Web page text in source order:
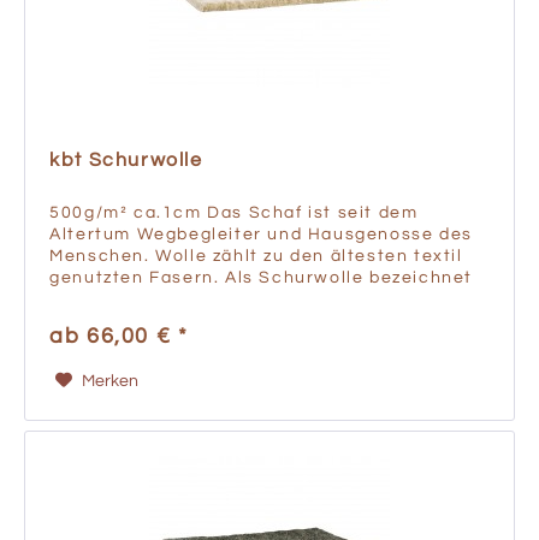
kbt Schurwolle
500g/m² ca.1cm Das Schaf ist seit dem
Altertum Wegbegleiter und Hausgenosse des
Menschen. Wolle zählt zu den ältesten textil
genutzten Fasern. Als Schurwolle bezeichnet
ab 66,00 € *
Merken